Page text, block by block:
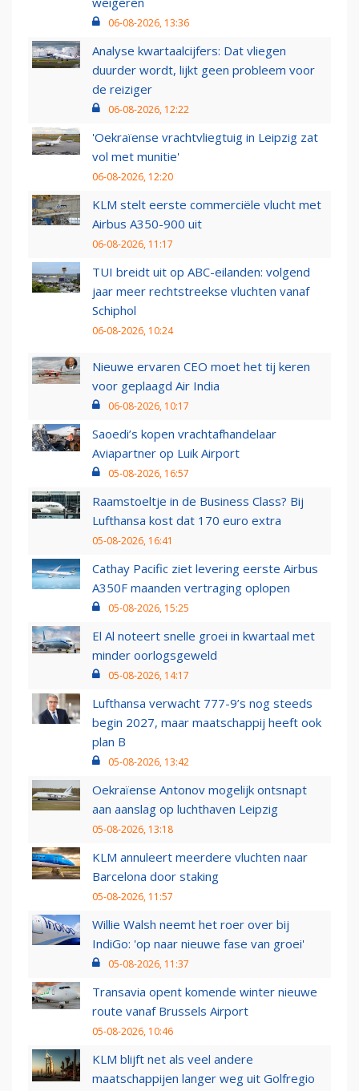
06-08-2026, 13:36
Analyse kwartaalcijfers: Dat vliegen
duurder wordt, lijkt geen probleem voor
de reiziger
06-08-2026, 12:22
'Oekraïense vrachtvliegtuig in Leipzig zat
vol met munitie'
06-08-2026, 12:20
KLM stelt eerste commerciële vlucht met
Airbus A350-900 uit
06-08-2026, 11:17
TUI breidt uit op ABC-eilanden: volgend
jaar meer rechtstreekse vluchten vanaf
Schiphol
06-08-2026, 10:24
Nieuwe ervaren CEO moet het tij keren
voor geplaagd Air India
06-08-2026, 10:17
Saoedi’s kopen vrachtafhandelaar
Aviapartner op Luik Airport
05-08-2026, 16:57
Raamstoeltje in de Business Class? Bij
Lufthansa kost dat 170 euro extra
05-08-2026, 16:41
Cathay Pacific ziet levering eerste Airbus
A350F maanden vertraging oplopen
05-08-2026, 15:25
El Al noteert snelle groei in kwartaal met
minder oorlogsgeweld
05-08-2026, 14:17
Lufthansa verwacht 777-9’s nog steeds
begin 2027, maar maatschappij heeft ook
plan B
05-08-2026, 13:42
Oekraïense Antonov mogelijk ontsnapt
aan aanslag op luchthaven Leipzig
05-08-2026, 13:18
KLM annuleert meerdere vluchten naar
Barcelona door staking
05-08-2026, 11:57
Willie Walsh neemt het roer over bij
IndiGo: 'op naar nieuwe fase van groei'
05-08-2026, 11:37
Transavia opent komende winter nieuwe
route vanaf Brussels Airport
05-08-2026, 10:46
KLM blijft net als veel andere
maatschappijen langer weg uit Golfregio